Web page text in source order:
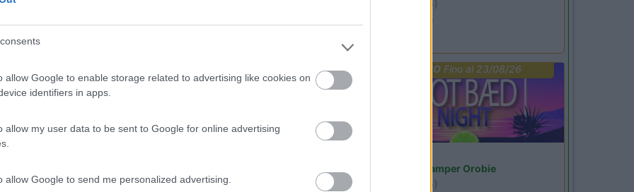
allow Google to enable storage related to advertising like cookies on
identifiers in apps.
allow my user data to be sent to Google for online advertising
allow Google to send me personalized advertising.
del Parco Naturale della Maremma, all'interno d...
km 13
Posizione
(BG)
Ardesio si blocca
PROMO Fino al 23/08/26
Area Sosta Camper Orobie
(BG)